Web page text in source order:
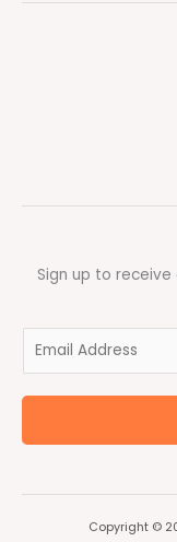
Sign up to
a
l
Copyright ©